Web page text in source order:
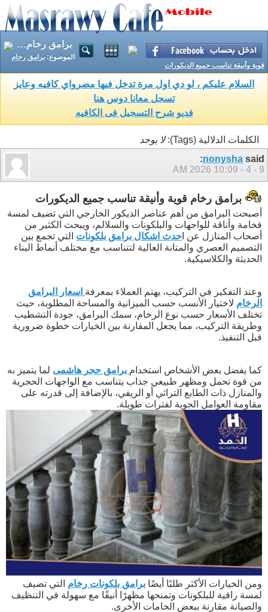
برامق رخام قوية وأنيقة تناسب جميع الديكورات
الموضوع: برامق رخام
قوية وأنيقة تناسب جميع الديكورات
السلام عليكم ، لو دي اول مرة تدخل فيها مصرواي كافيه وعايز
تسجل معانا دوس هنا
فديو شرح التسجيل فى الكافيه
الكلمات الدلالية (Tags):
لا يوجد
nonysha said:
9 - 4 - 2026
10:09 AM
برامق رخام قوية وأنيقة تناسب جميع الديكورات
أصبحت البرامق من أهم عناصر الديكور الخارجي التي تضيف لمسة
فخامة وأناقة للواجهات والبلكونات والسلالم، ويبحث الكثير من
أصحاب المنازل عن ا حدث اشكال برامق بلكونات التي تجمع بين
التصميم العصري والمتانة العالية لتتناسب مع مختلف أنماط البناء
الحديثة والكلاسيكية.
وعند التفكير في التركيب، يهتم العملاء بمعرفة اسعار البرامق
الرخام لاختيار الأنسب حسب الميزانية والمساحة المطلوبة، حيث
تختلف الأسعار حسب نوع الرخام، سمك البرامق، جودة التشطيب
وطريقة التركيب، مما يجعل المقارنة بين الخيارات خطوة ضرورية
قبل التنفيذ.
كما يفضل بعض الأشخاص استخدام برامق حجر هاشمى لما يتميز به
من قوة تحمل ومظهر طبيعي جذاب يتناسب مع الواجهات الحجرية
والمنازل ذات الطابع التراثي أو الريفي، بالإضافة إلى قدرته على
مقاومة العوامل الجوية لفترات طويلة.
ومن الخيارات الأكثر طلبًا أيضًا برامق بلكونات رخام التي تضيف
لمسة راقية للبلكونات وتمنحها مظهرًا أنيقًا مع سهولة في التنظيف
والصيانة مقارنة ببعض الخامات الأخرى.